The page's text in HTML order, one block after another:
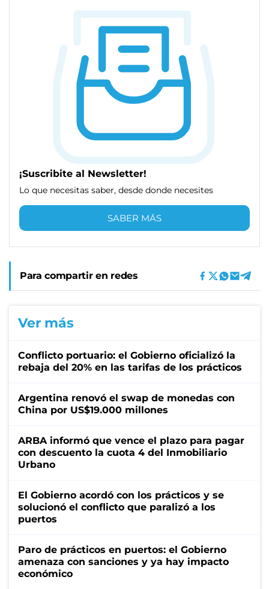
¡Suscribite al Newsletter!
Lo que necesitas saber, desde donde necesites
SABER MÁS
Para compartir en redes
Ver más
Conflicto portuario: el Gobierno oficializó la
rebaja del 20% en las tarifas de los prácticos
Argentina renovó el swap de monedas con
China por US$19.000 millones
ARBA informó que vence el plazo para pagar
con descuento la cuota 4 del Inmobiliario
Urbano
El Gobierno acordó con los prácticos y se
solucionó el conflicto que paralizó a los
puertos
Paro de prácticos en puertos: el Gobierno
amenaza con sanciones y ya hay impacto
económico